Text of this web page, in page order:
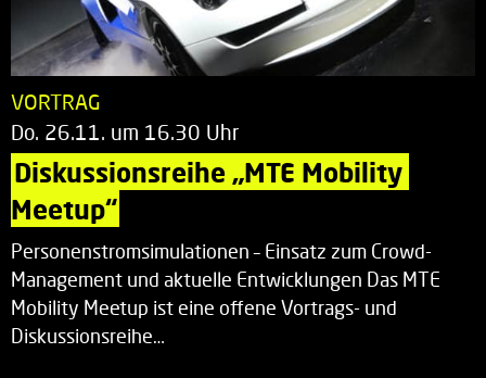
VORTRAG
Do. 26.11. um 16.30 Uhr
Diskussionsreihe „MTE Mobility
Meetup“
Personenstromsimulationen – Einsatz zum Crowd-
Management und aktuelle Entwicklungen Das MTE
Mobility Meetup ist eine offene Vortrags- und
Diskussionsreihe…